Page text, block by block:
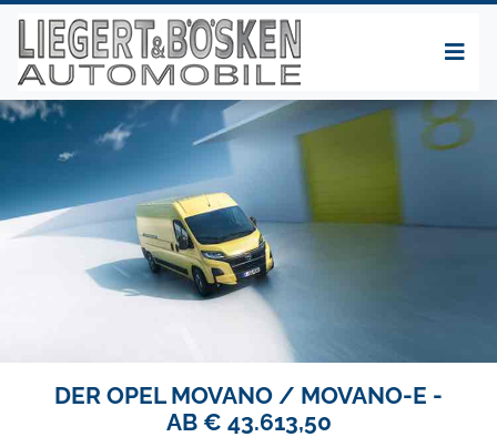
DER OPEL MOVANO / MOVANO-E -
AB € 43.613,50